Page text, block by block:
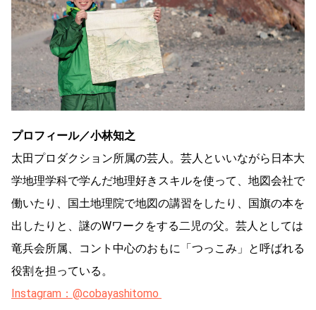
プロフィール／小林知之
太田プロダクション所属の芸人。芸人といいながら日本大
学地理学科で学んだ地理好きスキルを使って、地図会社で
働いたり、国土地理院で地図の講習をしたり、国旗の本を
出したりと、謎のWワークをする二児の父。芸人としては
竜兵会所属、コント中心のおもに「つっこみ」と呼ばれる
役割を担っている。
Instagram：@cobayashitomo